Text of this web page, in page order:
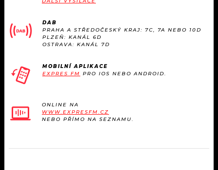
DAB
PRAHA A STŘEDOČESKÝ KRAJ: 7C, 7A NEBO 10D
PLZEŇ: KANÁL 6D
OSTRAVA: KANÁL 7D
MOBILNÍ APLIKACE
EXPRES FM PRO IOS NEBO ANDROID.
ONLINE NA
WWW.EXPRESFM.CZ
NEBO PŘÍMO NA SEZNAMU.